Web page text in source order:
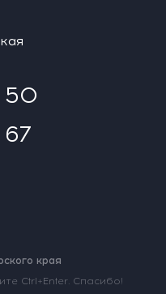
50
края
Ctrl+Enter. Спасибо!